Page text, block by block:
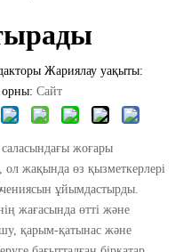
Жариялау уақыты:
Сайт
жоғары
ол жақында өз қызметкерлері
ұйымдастырды.
жағасында өтті және
қарым-қатынас және